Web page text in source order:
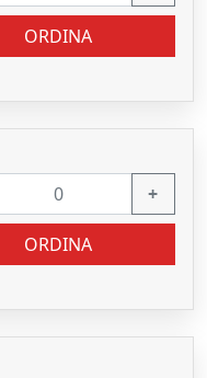
ORDINA
+
ORDINA